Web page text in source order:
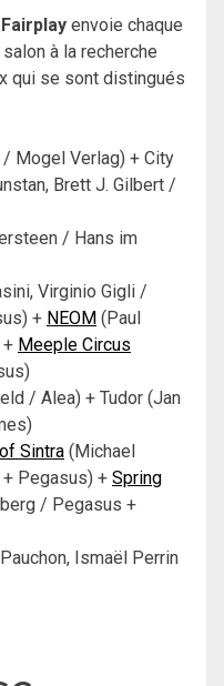
Fairplay envoie chaque
à la recherche
qui se sont distingués
Mogel Verlag) + City
Brett J. Gilbert /
/ Hans im
Virginio Gigli /
+ NEOM (Paul
Meeple Circus
/ Alea) + Tudor (Jan
Sintra (Michael
Pegasus) + Spring
/ Pegasus +
Ismaël Perrin